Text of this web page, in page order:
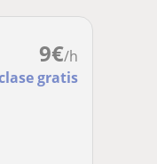
9€/h
gratis